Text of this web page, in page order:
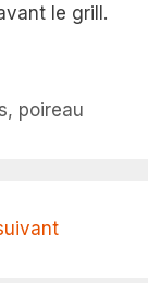
le grill.
, poireau